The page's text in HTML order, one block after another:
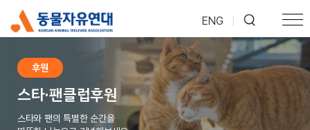
ENG
후원
스타·팬클럽후원
스타와 팬의 특별한 순간을